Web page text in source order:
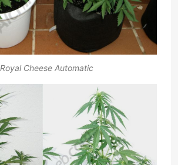
Royal Cheese Automatic